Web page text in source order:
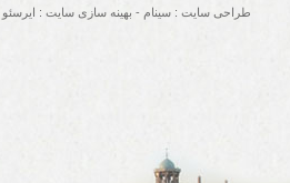
طراحی سایت : سینام - بهینه سازی سایت : ایرسئو